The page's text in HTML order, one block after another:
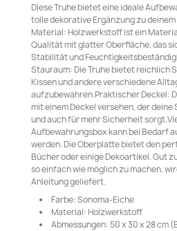
Diese Truhe bietet eine ideale
tolle dekorative Ergänzung zu
Material: Holzwerkstoff ist ein
Qualität mit glatter Oberfläche, das
Stabilität und
Stauraum: Die Truhe bietet reichlich
Kissen und andere verschiedene
aufzubewahren.Praktischer Deckel:
mit einem Deckel versehen, der
und auch für mehr Sicherheit
Aufbewahrungsbox kann bei Bedarf
werden. Die Oberplatte bietet den
Bücher oder einige Dekoartikel. Gut
so einfach wie möglich zu machen,
Anleitung geliefert.
Farbe: Sonoma-Eiche
Material: Holzwerkstoff
Abmessungen: 50 x 30 x 28 cm